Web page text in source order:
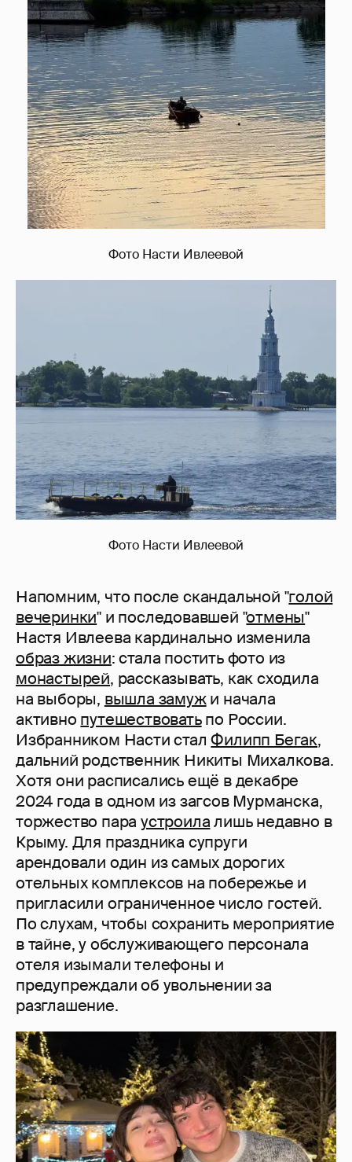
Фото Насти Ивлеевой
Фото Насти Ивлеевой
Напомним, что после скандальной "голой
вечеринки" и последовавшей "отмены"
Настя Ивлеева кардинально изменила
образ жизни: стала постить фото из
монастырей, рассказывать, как сходила
на выборы, вышла замужи начала
активно путешествоватьпо России.
Избранником Насти сталФилипп Бегак,
дальний родственник Никиты Михалкова.
Хотя они расписались ещё в декабре
2024 года в одном из загсов Мурманска,
торжество параустроилалишь недавно в
Крыму. Для праздника супруги
арендовали один из самых дорогих
отельных комплексов на побережье и
пригласили ограниченное число гостей.
По слухам, чтобы сохранить мероприятие
в тайне, у обслуживающего персонала
отеля изымали телефоны и
предупреждали об увольнении за
разглашение.